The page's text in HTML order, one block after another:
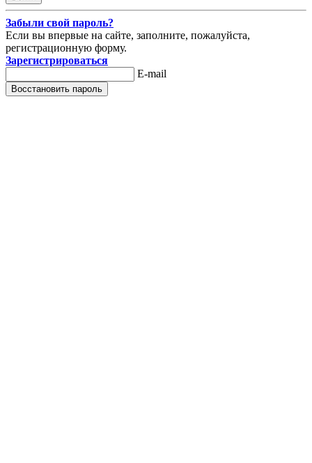
Забыли свой пароль?
Если вы впервые на сайте, заполните, пожалуйста,
регистрационную форму.
Зарегистрироваться
E-mail
Восстановить пароль